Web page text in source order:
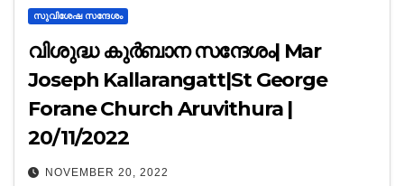
സുവിശേഷ സന്ദേശം
വിശുദ്ധ കുർബാന സന്ദേശം| Mar
Joseph Kallarangatt|St George
Forane Church Aruvithura |
20/11/2022
NOVEMBER 20, 2022